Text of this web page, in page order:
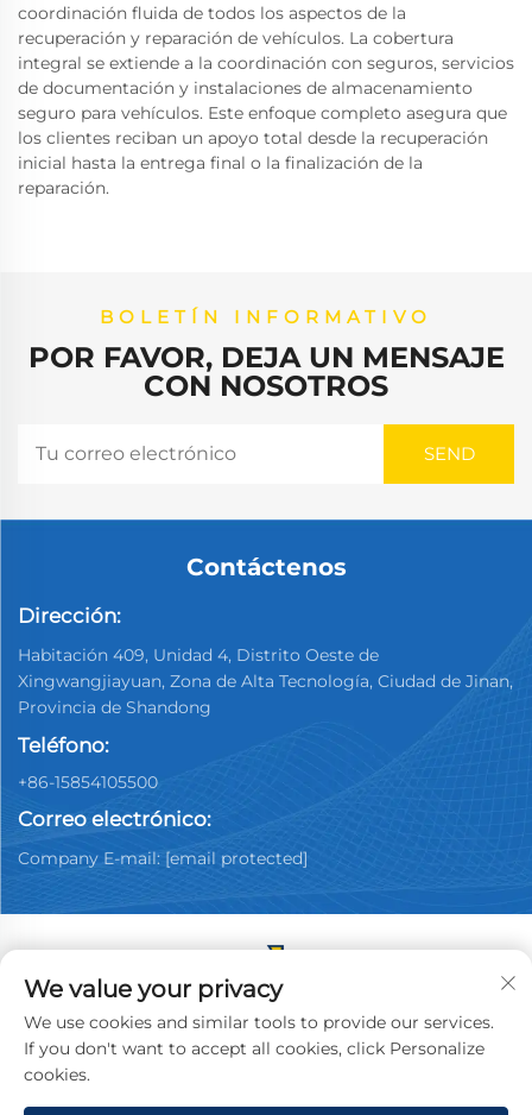
coordinación fluida de todos los aspectos de la
recuperación y reparación de vehículos. La cobertura
integral se extiende a la coordinación con seguros, servicios
de documentación y instalaciones de almacenamiento
seguro para vehículos. Este enfoque completo asegura que
los clientes reciban un apoyo total desde la recuperación
inicial hasta la entrega final o la finalización de la
reparación.
BOLETÍN INFORMATIVO
POR FAVOR, DEJA UN MENSAJE
CON NOSOTROS
Contáctenos
Dirección:
Habitación 409, Unidad 4, Distrito Oeste de
Xingwangjiayuan, Zona de Alta Tecnología, Ciudad de Jinan,
Provincia de Shandong
Teléfono:
+86-15854105500
Correo electrónico:
Company E-mail: [email protected]
Copyright © 2025 China Jinan Youpin Used Car
Dealership Co., Ltd. Todos los derechos reservados.
Política de privacidad
We value your privacy
We use cookies and similar tools to provide our services.
If you don't want to accept all cookies, click Personalize
cookies.